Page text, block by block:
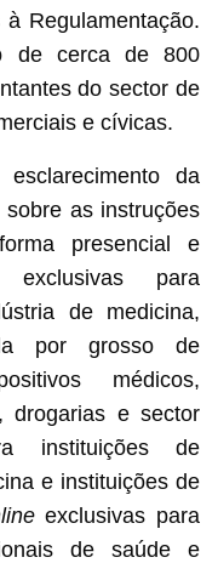
Regulamentação.
de cerca de 800
do sector de
e cívicas.
da
as instruções
presencial
e
para
de medicina,
por grosso de
médicos,
drogarias e sector
instituições de
e instituições de
exclusivas para
de saúde e